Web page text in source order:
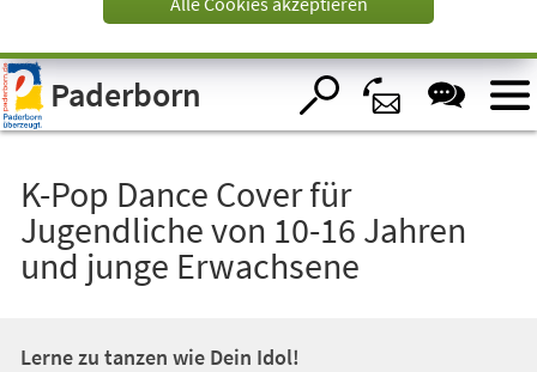
Visuelle
Assistenzsoftware
öffnen.Paderborn
K-Pop Dance Cover für
Jugendliche von 10-16 Jahren
und junge Erwachsene
Lerne zu tanzen wie Dein Idol!